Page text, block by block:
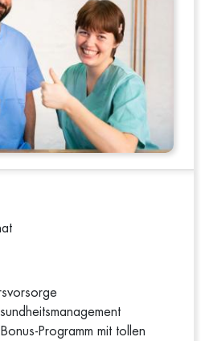
Programm mit tollen